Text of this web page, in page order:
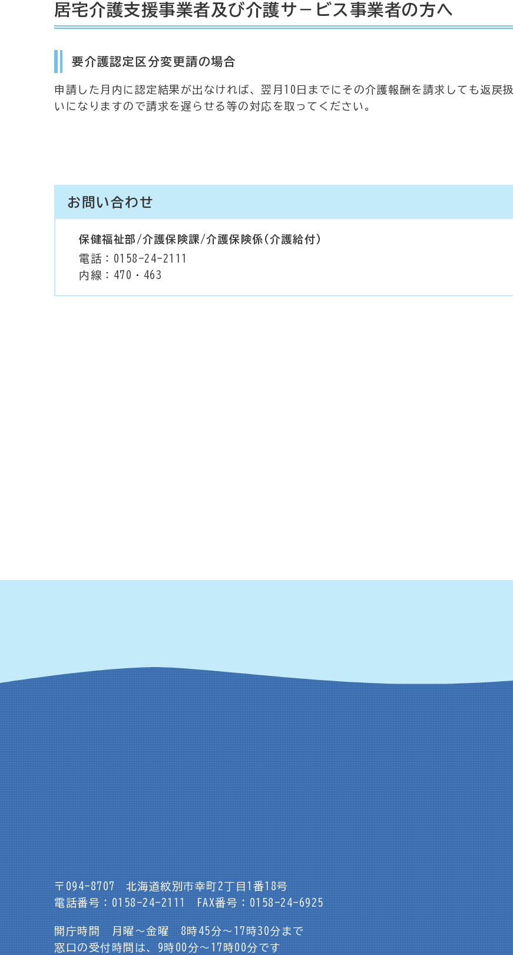
居宅介護支援事業者及び介護サ－ビス事業者の方へ
要介護認定区分変更請の場合
申請した月内に認定結果が出なければ、翌月10日までにその介護報酬を請求しても返戻扱
いになりますので請求を遅らせる等の対応を取ってください。
お問い合わせ
保健福祉部/介護保険課/介護保険係(介護給付)
電話：0158-24-2111
内線：470・463
〒094-8707
北海道紋別市幸町2丁目1番18号
電話番号：0158-24-2111
FAX番号：0158-24-6925
開庁時間 月曜～金曜 8時45分～17時30分まで
窓口の受付時間は、9時00分～17時00分です